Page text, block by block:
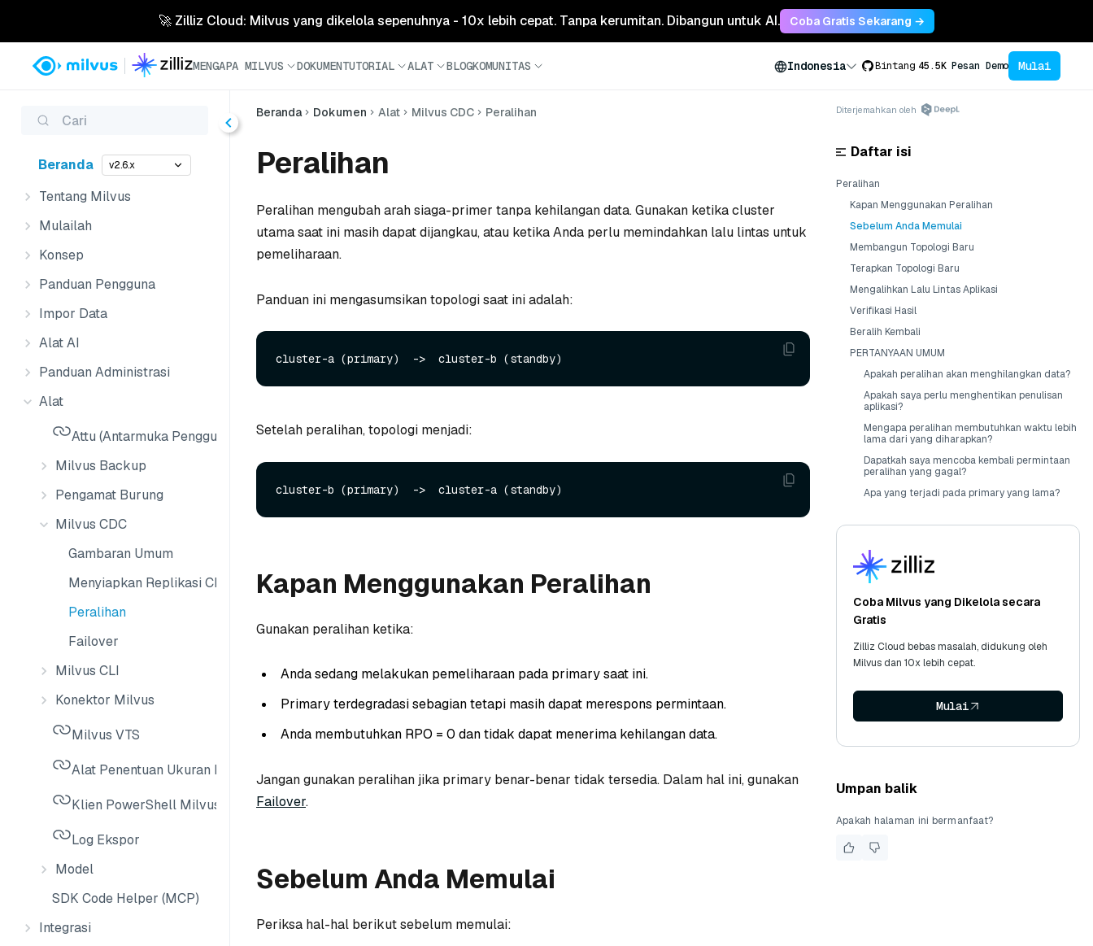
🚀 Zilliz Cloud: Milvus yang dikelola sepenuhnya - 10x lebih cepat. Tanpa kerumitan. Dibangun untuk AI. Coba Gratis Sekarang →
MENGAPA MILVUS DOKUMENTUTORIAL ALAT BLOGKOMUNITAS Indonesia Bintang 45.5K Pesan Demo Mulai
Cari
Beranda v2.6.x
Tentang Milvus
Mulailah
Konsep
Panduan Pengguna
Impor Data
Alat AI
Panduan Administrasi
Alat
Attu (Antarmuka Pengguna Milvus)
Milvus Backup
Pengamat Burung
Milvus CDC
Gambaran Umum
Menyiapkan Replikasi CDC
Peralihan
Failover
Milvus CLI
Konektor Milvus
Milvus VTS
Alat Penentuan Ukuran Milvus
Klien PowerShell Milvus
Log Ekspor
Model
SDK Code Helper (MCP)
Integrasi
Beranda Dokumen Alat Milvus CDC Peralihan
Peralihan
Peralihan mengubah arah siaga-primer tanpa kehilangan data. Gunakan ketika cluster
utama saat ini masih dapat dijangkau, atau ketika Anda perlu memindahkan lalu lintas untuk
pemeliharaan.
Panduan ini mengasumsikan topologi saat ini adalah:
Setelah peralihan, topologi menjadi:
Kapan Menggunakan Peralihan
Gunakan peralihan ketika:
Anda sedang melakukan pemeliharaan pada primary saat ini.
Primary terdegradasi sebagian tetapi masih dapat merespons permintaan.
Anda membutuhkan RPO = 0 dan tidak dapat menerima kehilangan data.
Jangan gunakan peralihan jika primary benar-benar tidak tersedia. Dalam hal ini, gunakan
Failover.
Sebelum Anda Memulai
Periksa hal-hal berikut sebelum memulai:
Diterjemahkan oleh
Daftar isi
Peralihan
Kapan Menggunakan Peralihan
Sebelum Anda Memulai
Membangun Topologi Baru
Terapkan Topologi Baru
Mengalihkan Lalu Lintas Aplikasi
Verifikasi Hasil
Beralih Kembali
PERTANYAAN UMUM
Apakah peralihan akan menghilangkan data?
Apakah saya perlu menghentikan penulisan
aplikasi?
Mengapa peralihan membutuhkan waktu lebih
lama dari yang diharapkan?
Dapatkah saya mencoba kembali permintaan
peralihan yang gagal?
Apa yang terjadi pada primary yang lama?
Coba Milvus yang Dikelola secara
Gratis
Zilliz Cloud bebas masalah, didukung oleh
Milvus dan 10x lebih cepat.
Mulai
Umpan balik
Apakah halaman ini bermanfaat?